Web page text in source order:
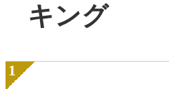
キング